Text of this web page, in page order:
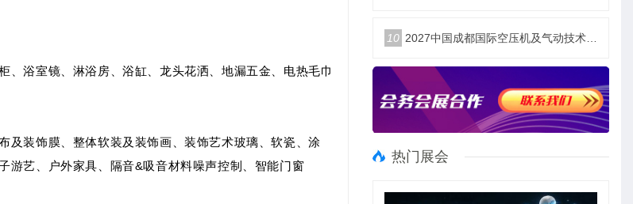
、浴室镜、淋浴房、浴缸、龙头花洒、地漏五金、电热毛巾
及装饰膜、整体软装及装饰画、装饰艺术玻璃、软瓷、涂
游艺、户外家具、隔音&吸音材料噪声控制 、智能门窗
10 2027中国成都国际空压机及气动技术装备博览会6月18日举办
热门展会